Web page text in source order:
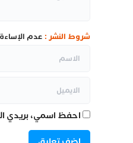
شروط النشر : عدم
احفظ اسمي، بريدي